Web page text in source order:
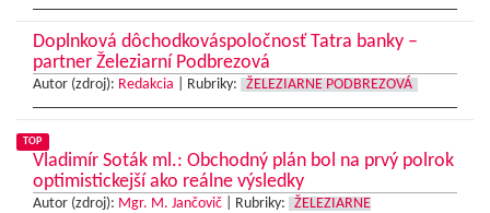
Doplnková dôchodkováspoločnosť Tatra banky –
partner Železiarní Podbrezová
Autor (zdroj): Redakcia Rubriky: ŽELEZIARNE PODBREZOVÁ
TOP
Vladimír Soták ml.: Obchodný plán bol na prvý polrok
optimistickejší ako reálne výsledky
Autor (zdroj): Mgr. M. Jančovič Rubriky:
ŽELEZIARNE